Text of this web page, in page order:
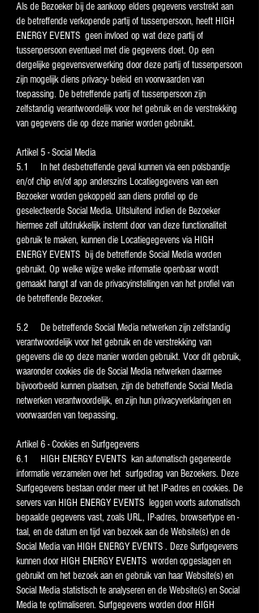
Als de Bezoeker bij de aankoop elders gegevens verstrekt aan
de betreffende verkopende partij of tussenpersoon, heeft HIGH
ENERGY EVENTS geen invloed op wat deze partij of
tussenpersoon eventueel met die gegevens doet. Op een
dergelijke gegevensverwerking door deze partij of tussenpersoon
zijn mogelijk diens privacy- beleid en voorwaarden van
toepassing. De betreffende partij of tussenpersoon zijn
zelfstandig verantwoordelijk voor het gebruik en de verstrekking
van gegevens die op deze manier worden gebruikt.
Artikel 5 - Social Media
5.1 In het desbetreffende geval kunnen via een polsbandje
en/of chip en/of app anderszins Locatiegegevens van een
Bezoeker worden gekoppeld aan diens profiel op de
geselecteerde Social Media. Uitsluitend indien de Bezoeker
hiermee zelf uitdrukkelijk instemt door van deze functionaliteit
gebruik te maken, kunnen die Locatiegegevens via HIGH
ENERGY EVENTS bij de betreffende Social Media worden
gebruikt. Op welke wijze welke informatie openbaar wordt
gemaakt hangt af van de privacyinstellingen van het profiel van
de betreffende Bezoeker.
5.2 De betreffende Social Media netwerken zijn zelfstandig
verantwoordelijk voor het gebruik en de verstrekking van
gegevens die op deze manier worden gebruikt. Voor dit gebruik,
waaronder cookies die de Social Media netwerken daarmee
bijvoorbeeld kunnen plaatsen, zijn de betreffende Social Media
netwerken verantwoordelijk, en zijn hun privacyverklaringen en
voorwaarden van toepassing.
Artikel 6 - Cookies en Surfgegevens
6.1 HIGH ENERGY EVENTS kan automatisch gegeneerde
informatie verzamelen over het surfgedrag van Bezoekers. Deze
Surfgegevens bestaan onder meer uit het IP-adres en cookies. De
servers van HIGH ENERGY EVENTS leggen voorts automatisch
bepaalde gegevens vast, zoals URL, IP-adres, browsertype en -
taal, en de datum en tijd van bezoek aan de Website(s) en de
Social Media van HIGH ENERGY EVENTS . Deze Surfgegevens
kunnen door HIGH ENERGY EVENTS worden opgeslagen en
gebruikt om het bezoek aan en gebruik van haar Website(s) en
Social Media statistisch te analyseren en de Website(s) en Social
Media te optimaliseren. Surfgegevens worden door HIGH